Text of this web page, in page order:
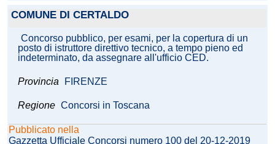
COMUNE DI CERTALDO
Concorso pubblico, per esami, per la copertura di un
posto di istruttore direttivo tecnico, a tempo pieno ed
indeterminato, da assegnare all'ufficio CED.
Provincia FIRENZE
Regione Concorsi in Toscana
Pubblicato nella
Gazzetta Ufficiale Concorsi numero 100 del 20-12-2019